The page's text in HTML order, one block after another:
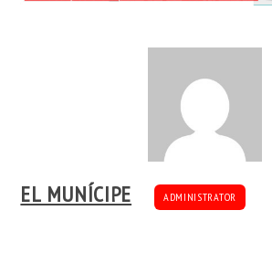
EL MUNÍCIPE ADMINISTRATOR